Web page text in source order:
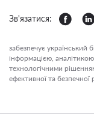
Зв'язатися:
забезпечує український
інформацією,
технологічними
ефективної та безпечної